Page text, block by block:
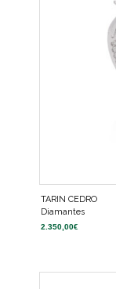
TARIN CEDRO
Diamantes
2.350,00€